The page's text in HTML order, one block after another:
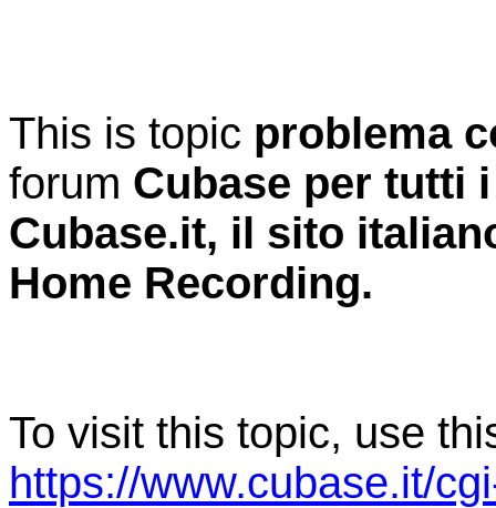
This is topic problema
forum Cubase per tutti
Cubase.it, il sito
Home Recording.
To visit this topic, use
https://www.cubase.it/